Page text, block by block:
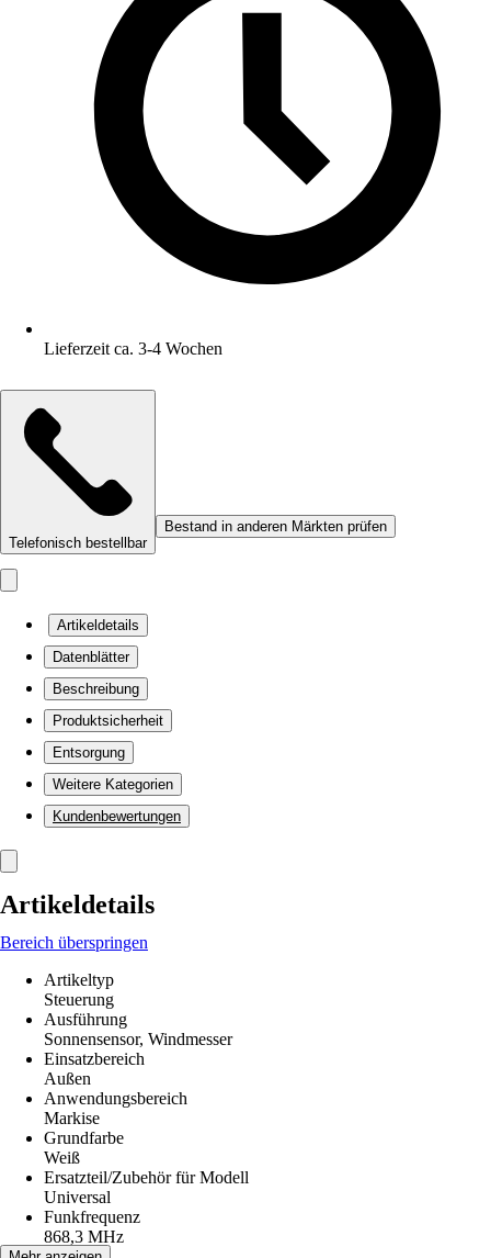
Lieferzeit ca. 3-4 Wochen
Telefonisch bestellbar
Bestand in anderen Märkten prüfen
Artikeldetails
Datenblätter
Beschreibung
Produktsicherheit
Entsorgung
Weitere Kategorien
Kundenbewertungen
Artikeldetails
Bereich überspringen
Artikeltyp
Steuerung
Ausführung
Sonnensensor, Windmesser
Einsatzbereich
Außen
Anwendungsbereich
Markise
Grundfarbe
Weiß
Ersatzteil/Zubehör für Modell
Universal
Funkfrequenz
868,3 MHz